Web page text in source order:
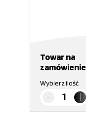
Towar na
zamówienie
Wybierz ilość